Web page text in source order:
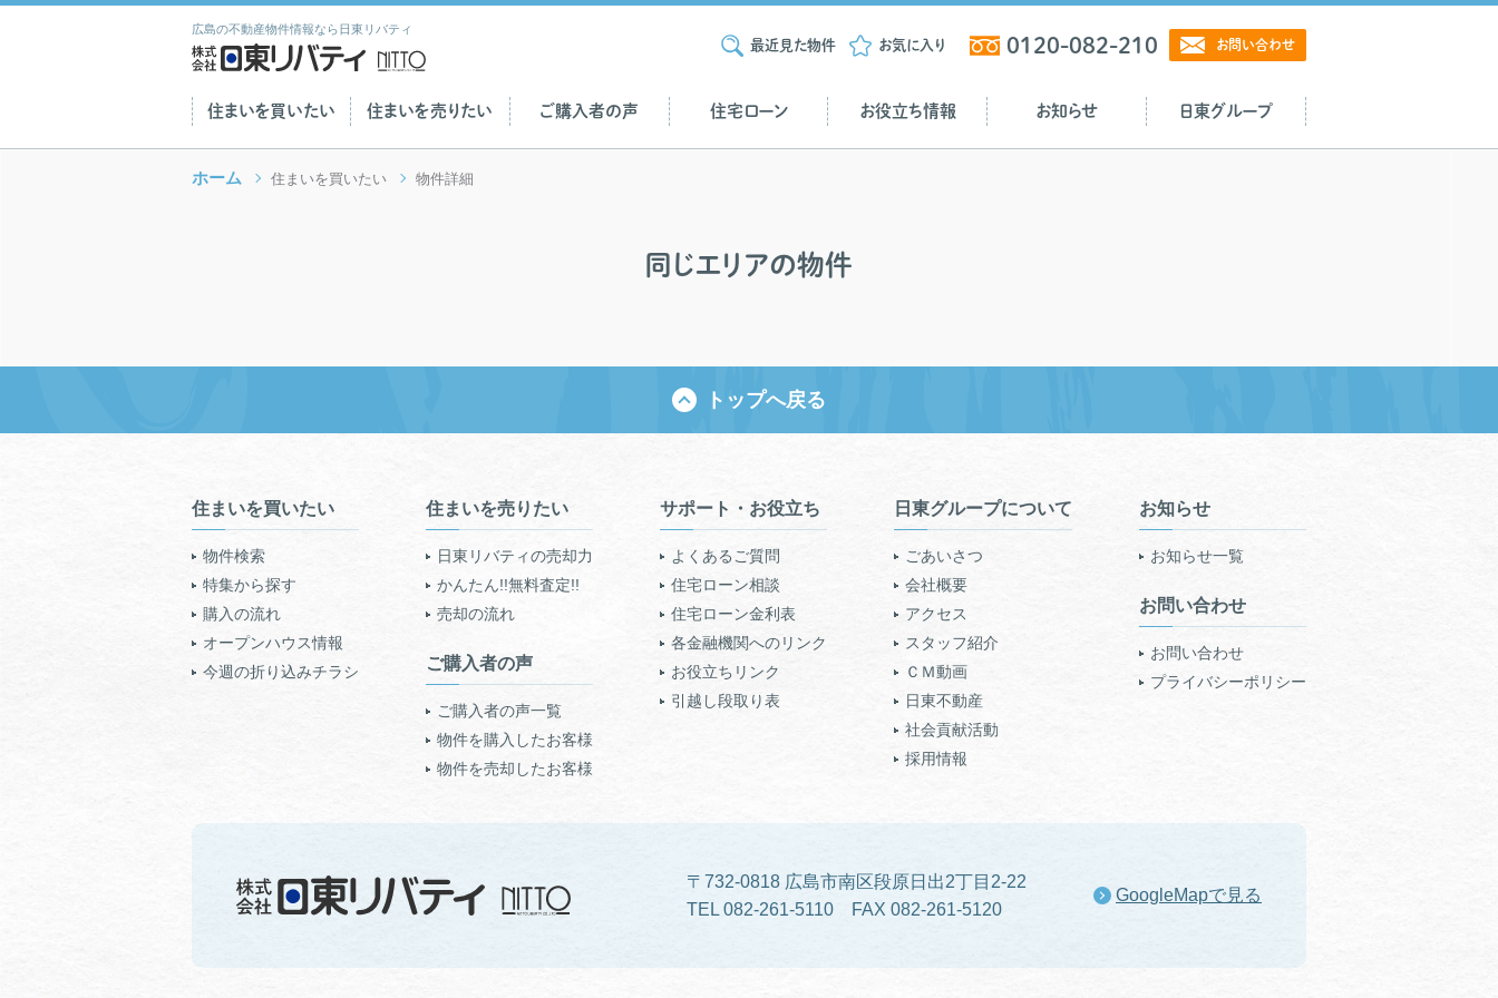
広島の不動産物件情報なら日東リバティ
最近見た物件 お気に入り 0120-082-210 お問い合わせ
住まいを買いたい 住まいを売りたい ご購入者の声 住宅ローン お役立ち情報 お知らせ 日東グループ
ホーム 住まいを買いたい 物件詳細
同じエリアの物件
トップへ戻る
住まいを買いたい
物件検索
特集から探す
購入の流れ
オープンハウス情報
今週の折り込みチラシ
住まいを売りたい
日東リバティの売却力
かんたん!!無料査定!!
売却の流れ
ご購入者の声
ご購入者の声一覧
物件を購入したお客様
物件を売却したお客様
サポート・お役立ち
よくあるご質問
住宅ローン相談
住宅ローン金利表
各金融機関へのリンク
お役立ちリンク
引越し段取り表
日東グループについて
ごあいさつ
会社概要
アクセス
スタッフ紹介
ＣＭ動画
日東不動産
社会貢献活動
採用情報
お知らせ
お知らせ一覧
お問い合わせ
お問い合わせ
プライバシーポリシー
〒732-0818 広島市南区段原日出2丁目2-22
TEL 082-261-5110 FAX 082-261-5120
GoogleMapで見る